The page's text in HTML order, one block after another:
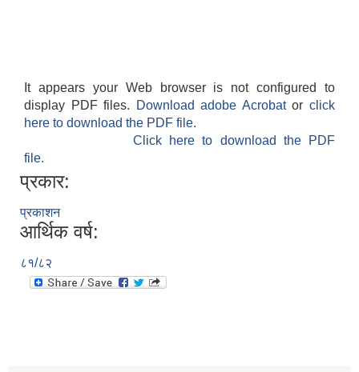
It appears your Web browser is not configured to
display PDF files.
Download adobe Acrobatorclick
here to download the PDF file.
Click here to download the PDF
file.
प्रकार:
प्रकाशन
आर्थिक वर्ष:
८१/८२